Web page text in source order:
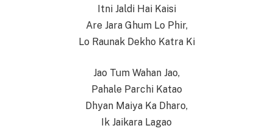
Itni Jaldi Hai Kaisi
Are Jara Ghum Lo Phir,
Lo Raunak Dekho Katra Ki
Jao Tum Wahan Jao,
Pahale Parchi Katao
Dhyan Maiya Ka Dharo,
Ik Jaikara Lagao